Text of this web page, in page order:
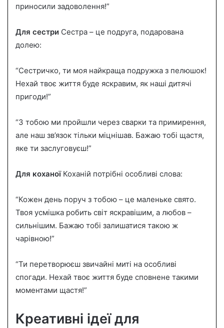
приносили задоволення!”
Для сестри Сестра – це подруга, подарована
долею:
“Сестричко, ти моя найкраща подружка з пелюшок!
Нехай твоє життя буде яскравим, як наші дитячі
пригоди!”
“З тобою ми пройшли через сварки та примирення,
але наш зв’язок тільки міцнішав. Бажаю тобі щастя,
яке ти заслуговуєш!”
Для коханоїКоханій потрібні особливі слова:
“Кожен день поруч з тобою – це маленьке свято.
Твоя усмішка робить світ яскравішим, а любов –
сильнішим. Бажаю тобі залишатися такою ж
чарівною!”
“Ти перетворюєш звичайні миті на особливі
спогади. Нехай твоє життя буде сповнене такими
моментами щастя!”
Креативні ідеї для